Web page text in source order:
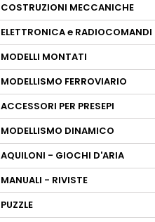
COSTRUZIONI MECCANICHE
ELETTRONICA e RADIOCOMANDI
MODELLI MONTATI
MODELLISMO FERROVIARIO
ACCESSORI PER PRESEPI
MODELLISMO DINAMICO
AQUILONI - GIOCHI D'ARIA
MANUALI - RIVISTE
PUZZLE